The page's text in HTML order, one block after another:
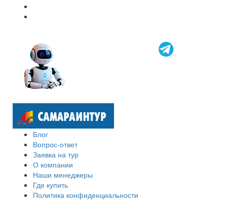
Блог
Вопрос-ответ
Заявка на тур
О компании
Наши менеджеры
Где купить
Политика конфиденциальности